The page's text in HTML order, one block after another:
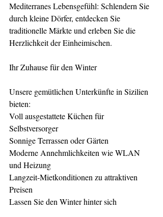
Mediterranes Lebensgefühl: Schlendern Sie
durch kleine Dörfer, entdecken Sie
traditionelle Märkte und erleben Sie die
Herzlichkeit der Einheimischen.
Ihr Zuhause für den Winter
Unsere gemütlichen Unterkünfte in Sizilien
bieten:
Voll ausgestattete Küchen für
Selbstversorger
Sonnige Terrassen oder Gärten
Moderne Annehmlichkeiten wie WLAN
und Heizung
Langzeit-Mietkonditionen zu attraktiven
Preisen
Lassen Sie den Winter hinter sich